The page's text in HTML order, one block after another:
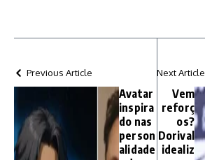
Previous Article
Avatar
inspira
do nas
person
alidade
Next Article
Vem
reforç
os?
Dorival
idealiz